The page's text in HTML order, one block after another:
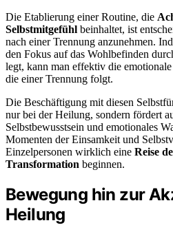
Die Etablierung einer Routine, die
Selbstmitgefühl beinhaltet, ist
nach einer Trennung anzunehmen.
den Fokus auf das Wohlbefinden
legt, kann man effektiv die
die einer Trennung folgt.
Die Beschäftigung mit diesen
nur bei der Heilung, sondern fördert
Selbstbewusstsein und emotionales
Momenten der Einsamkeit und
Einzelpersonen wirklich eine Reise
Transformation beginnen.
Bewegung hin zur
Heilung